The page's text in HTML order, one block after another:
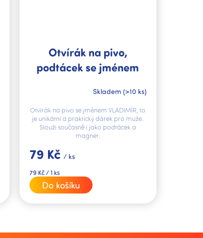
Otvírák na pivo,
podtácek se jménem
Skladem (>10 ks)
79 Kč / ks
Měrná
cena:
79 Kč / 1 ks
Do košíku
Otvírák na pivo se jménem VLADIMÍR, to
je unikátní a praktický dárek pro muže.
Slouží současně i jako podtácek a
magnet.